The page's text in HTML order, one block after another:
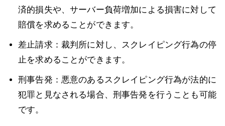
済的損失や、サーバー負荷増加による損害に対して
賠償を求めることができます。
差止請求：裁判所に対し、スクレイピング行為の停
止を求めることができます。
刑事告発：悪意のあるスクレイピング行為が法的に
犯罪と見なされる場合、刑事告発を行うことも可能
です。